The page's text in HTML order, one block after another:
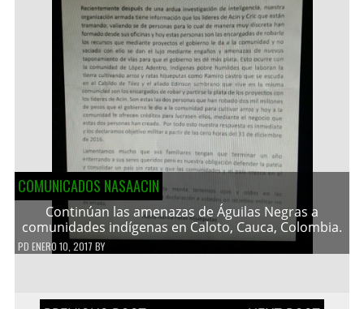
COMUNICADOS NASAACIN
Continúan las amenazas de Águilas Negras a
comunidades indígenas en Caloto, Cauca, Colombia.
PD ENERO 10, 2017 BY